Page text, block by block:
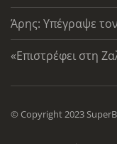
Άρης: Υπέγραψε
«Επιστρέφει στη
© Copyright 2023